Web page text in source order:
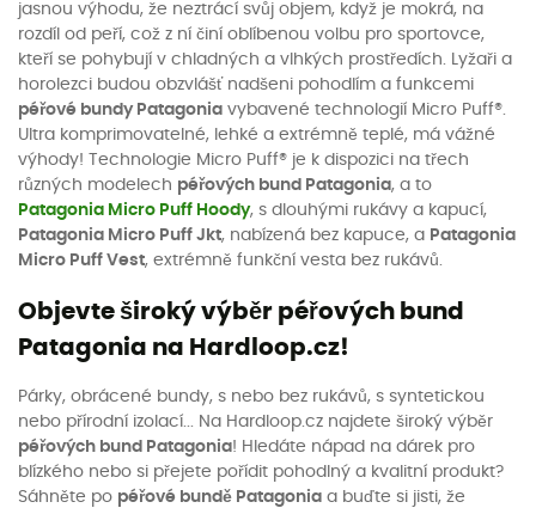
jasnou výhodu, že neztrácí svůj objem, když je mokrá, na
rozdíl od peří, což z ní činí oblíbenou volbu pro sportovce,
kteří se pohybují v chladných a vlhkých prostředích. Lyžaři a
horolezci budou obzvlášť nadšeni pohodlím a funkcemi
péřové bundy Patagonia vybavené technologií Micro Puff®.
Ultra komprimovatelné, lehké a extrémně teplé, má vážné
výhody! Technologie Micro Puff® je k dispozici na třech
různých modelech péřových bund Patagonia, a to
Patagonia Micro Puff Hoody, s dlouhými rukávy a kapucí,
Patagonia Micro Puff Jkt, nabízená bez kapuce, a Patagonia
Micro Puff Vest, extrémně funkční vesta bez rukávů.
Objevte široký výběr péřových bund
Patagonia na Hardloop.cz!
Párky, obrácené bundy, s nebo bez rukávů, s syntetickou
nebo přírodní izolací... Na Hardloop.cz najdete široký výběr
péřových bund Patagonia! Hledáte nápad na dárek pro
blízkého nebo si přejete pořídit pohodlný a kvalitní produkt?
Sáhněte po péřové bundě Patagonia a buďte si jisti, že